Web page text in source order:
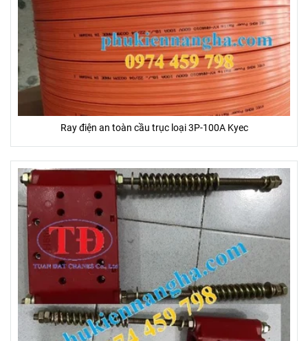
Ray điện an toàn cầu trục loại 3P-100A Kyec